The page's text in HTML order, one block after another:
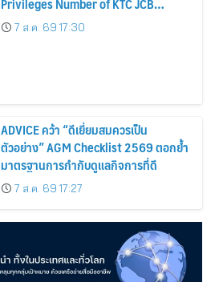
Cardmembers Spending on
Cosmetics Rises 26%
7 ส.ค. 69 17:30
ADVICE คว้า “ดีเยี่ยมสมควรเป็น
ตัวอย่าง” AGM Checklist 2569 ตอกย้ำ
มาตรฐานการกำกับดูแลกิจการที่ดี
7 ส.ค. 69 17:27